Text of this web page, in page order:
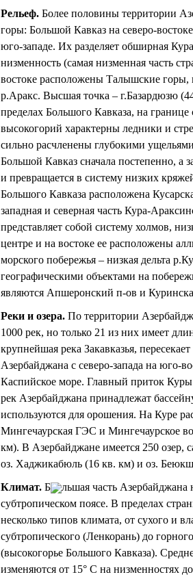
Рельеф. Более половины территории
горы: Большой Кавказ на северо-
юго-западе. Их разделяет обширная
низменность (самая низменная часть
востоке расположены Талышские горы,
р.Аракс. Высшая точка – г.Базардюзю
пределах Большого Кавказа, на границе
высокогорий характерны ледники и
сильно расчленены глубокими
Большой Кавказ сначала постепенно, а
и превращается в систему низких
Большого Кавказа расположена
западная и северная часть Кура-
представляет собой систему холмов,
центре и на востоке ее расположены
морского побережья – низкая дельта
географическими объектами на
являются Апшеронский п-ов и
Реки и озера. По территории
1000 рек, но только 21 из них имеет
крупнейшая река Закавказья,
Азербайджана с северо-запада на юго-
Каспийское море. Главный приток
рек Азербайджана принадлежат
используются для орошения. На Куре
Мингечаурская ГЭС и Мингечаурское
км). В Азербайджане имеется 250 озер,
оз. Хаджикабюль (16 кв. км) и оз.
Климат. Б
льшая часть Азербайджана
субтропическом поясе. В пределах
несколько типов климата, от сухого и
субтропического (Ленкорань) до
(высокогорье Большого Кавказа).
изменяются от 15° С на низменностях